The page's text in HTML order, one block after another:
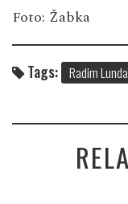
Foto: Žabka
Tags: Radim Lunda